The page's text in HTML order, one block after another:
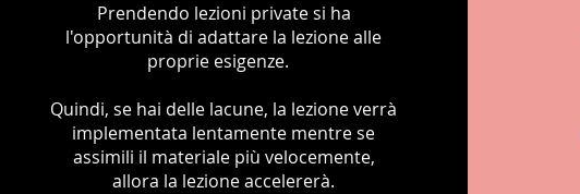
Prendendo lezioni private si ha
l'opportunità di adattare la lezione alle
proprie esigenze.
Quindi, se hai delle lacune, la lezione verrà
implementata lentamente mentre se
assimili il materiale più velocemente,
allora la lezione accelererà.